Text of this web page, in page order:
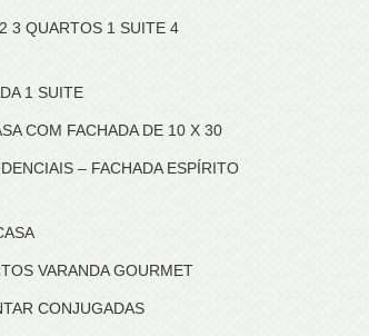
3 QUARTOS 1 SUITE 4
1 SUITE
COM FACHADA DE 10 X 30
– FACHADA ESPÍRITO
VARANDA GOURMET
CONJUGADAS